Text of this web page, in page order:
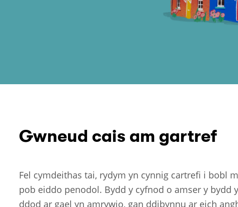
Gwneud cais am gartref
Fel cymdeithas tai, rydym yn cynnig cartrefi i bobl
pob eiddo penodol. Bydd y cyfnod o amser y bydd
ddod ar gael yn amrywio, gan ddibynnu ar eich